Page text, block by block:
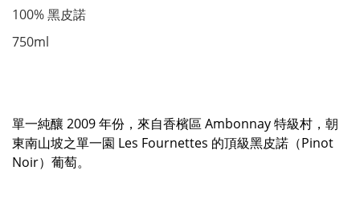
100% 黑皮諾
750ml
單一純釀 2009 年份，來自香檳區 Ambonnay 特級村，朝
東南山坡之單一園 Les Fournettes 的頂級黑皮諾（Pinot
Noir）葡萄。